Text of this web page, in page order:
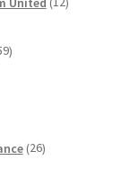
izdelkov
izdelkov
26izdelkov